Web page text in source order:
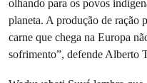
olhando para os povos
planeta. A produção de ração
carne que chega na Europa
sofrimento”, defende Alberto